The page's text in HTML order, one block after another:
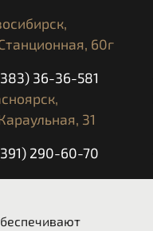
аэродинамика,
для
внутренняя
с Sena 10u
с
линзаTransitions®
60г
36-36-581
31
290-60-70